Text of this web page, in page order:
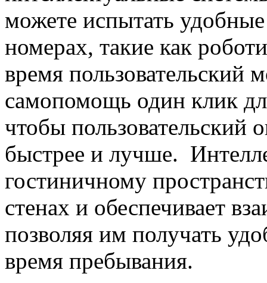
можете испытать
номерах, такие как
время пользовательский
самопомощь один клик
чтобы пользовательский
быстрее и лучше.
гостиничному
стенах и обеспечивает
позволяя им получать
время пребывания.